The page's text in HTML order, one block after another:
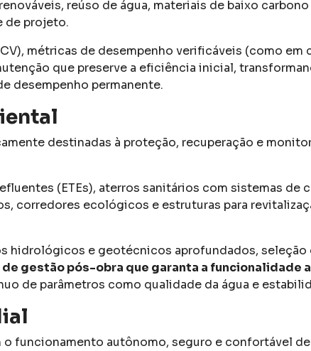
reúso de água, materiais de baixo
de projeto.
métricas de desempenho verificáveis (como em
que preserve a eficiência inicial,
desempenho permanente.
destinadas à proteção, recuperação e
(ETEs), aterros sanitários com sistemas de
corredores ecológicos e estruturas para
hidrológicos e geotécnicos aprofundados, seleção
de gestão pós-obra que garanta a funcionalidade
de parâmetros como qualidade da água e
o funcionamento autônomo, seguro e confortável